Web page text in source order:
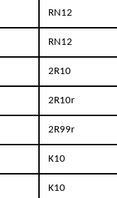
RN12
RN12
2R10
2R10r
2R99r
K10
K10